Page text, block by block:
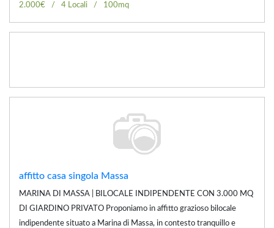
2.000€ 4 Locali 100mq
affitto casa singola Massa
MARINA DI MASSA | BILOCALE INDIPENDENTE CON 3.000 MQ
DI GIARDINO PRIVATO Proponiamo in affitto grazioso bilocale
indipendente situato a Marina di Massa, in contesto tranquillo e